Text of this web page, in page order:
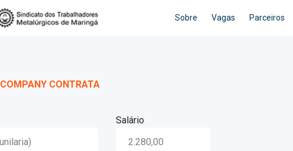
Sobre Vagas Parceiros
CONTRATA
Salário
2.280,00